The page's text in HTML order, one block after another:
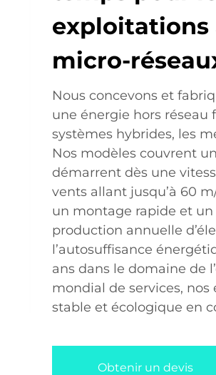
exploitations
micro-
Nous concevons et
une énergie hors réseau
systèmes hybrides, les
Nos modèles couvrent
démarrent dès une
vents allant jusqu’à 60
un montage rapide et
production annuelle
l’autosuffisance
ans dans le domaine de
mondial de services,
stable et écologique en
Obtenir un devis